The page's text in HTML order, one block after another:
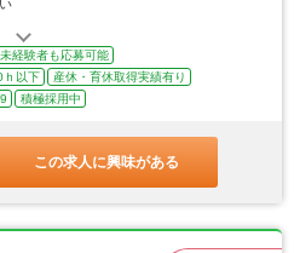
未経験者も応募可能
ｈ以下
産休・育休取得実績有り
積極採用中
この求人に興味がある